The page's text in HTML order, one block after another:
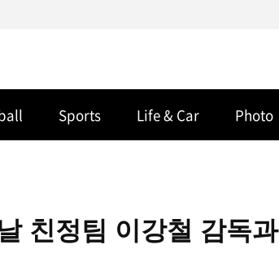
Sports Life & Car Photo
친정팀 이강철 감독과